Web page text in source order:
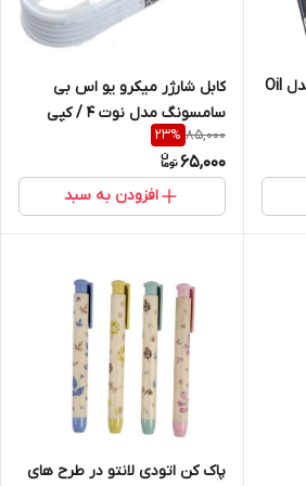
خودکار ژله ای رنگی لنتو مدل Oil
کابل شارژر میکرو یو اس بی
سامسونگ مدل نوت 4 / کپی
85,000
23%
65,000
افزودن به سبد
پاک کن اتودی لانتو در طرح های